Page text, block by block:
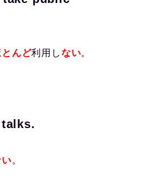
とんど利用しない。
talks.
。